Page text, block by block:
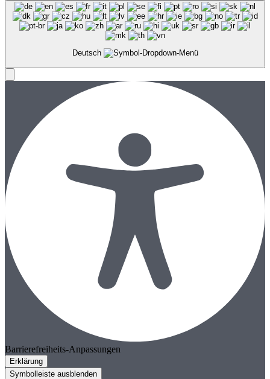
Deutsch
Barrierefreiheits-Anpassungen
Erklärung
Symbolleiste ausblenden